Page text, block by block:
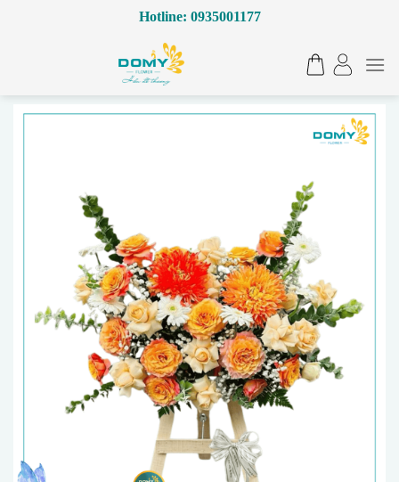
Hotline: 0935001177